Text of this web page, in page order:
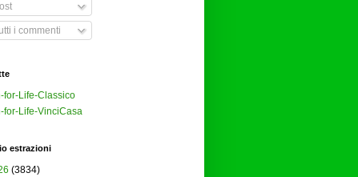
i commenti
for-Life-Classico
for-Life-VinciCasa
estrazioni
(3834)